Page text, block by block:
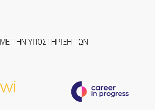
ΜΕ ΤΗΝ ΥΠΟΣΤΗΡΙΞΗ ΤΩΝ